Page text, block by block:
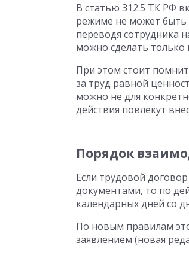
В статью 312.5 ТК РФ
режиме не может быть
переводя сотрудника
можно сделать
При этом стоит
за труд равной
можно не для
действия повлекут
Порядок
Если трудовой
документами, то по
календарных дней со
По новым правилам
заявлением (новая